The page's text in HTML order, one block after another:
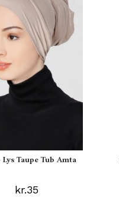
Taupe Tub Amta
kr.35